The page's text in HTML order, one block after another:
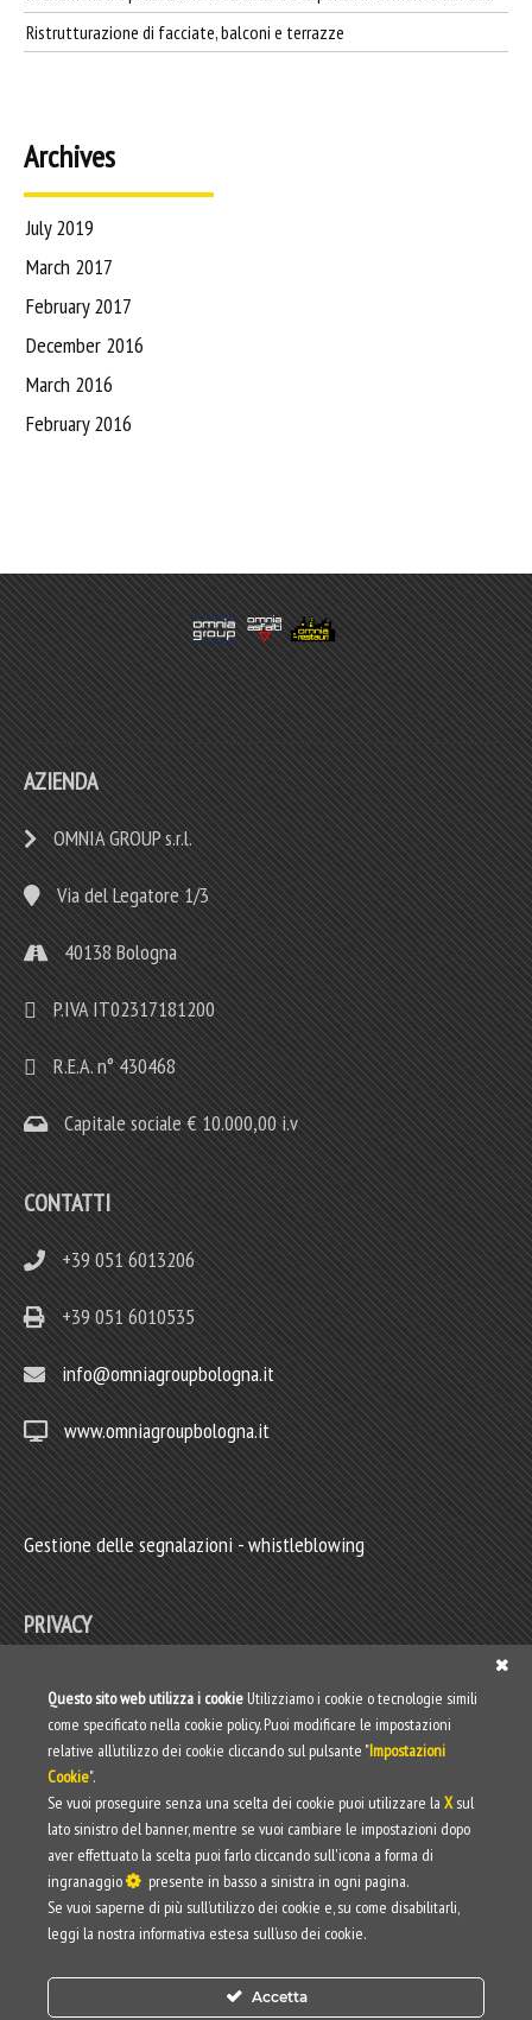
Ristrutturazione di facciate, balconi e terrazze
Archives
July 2019
March 2017
February 2017
December 2016
March 2016
February 2016
AZIENDA
OMNIA GROUP s.r.l.
Via del Legatore 1/3
40138 Bologna
P.IVA IT02317181200
R.E.A. n° 430468
Capitale sociale € 10.000,00 i.v
CONTATTI
+39 051 6013206
+39 051 6010535
info@omniagroupbologna.it
www.omniagroupbologna.it
Gestione delle segnalazioni - whistleblowing
PRIVACY
Web Privacy Policy
Informativa clienti/fornitori
Questo sito web utilizza i cookie Utilizziamo i cookie o tecnologie simili
come specificato nella cookie policy. Puoi modificare le impostazioni
relative all’utilizzo dei cookie cliccando sul pulsante "Impostazioni
Cookie".
Se vuoi proseguire senza una scelta dei cookie puoi utilizzare la Xsul
lato sinistro del banner, mentre se vuoi cambiare le impostazioni dopo
aver effettuato la scelta puoi farlo cliccando sull'icona a forma di
ingranaggio
presente in basso a sinistra in ogni pagina.
Se vuoi saperne di più sull’utilizzo dei cookie e, su come disabilitarli,
leggi la nostra informativa estesa sull’uso dei cookie.
Accetta